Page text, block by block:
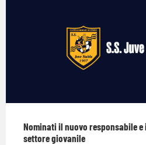
Nominati il nuovo responsabile
settore giovanile